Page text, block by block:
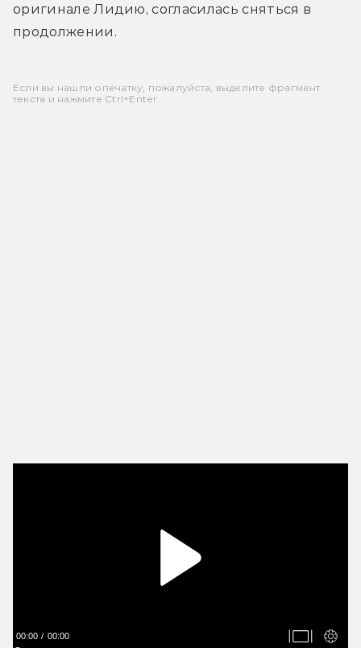
оригинале Лидию, согласилась сняться в
продолжении.
Если вы нашли опечатку, пожалуйста, выделите фрагмент
текста и нажмите Ctrl+Enter.
00:00 00:00